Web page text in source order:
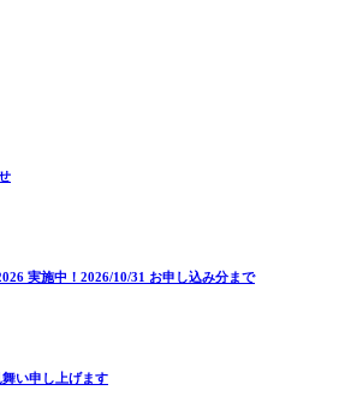
実施中！2026/10/31 お申し込み分まで
い申し上げます